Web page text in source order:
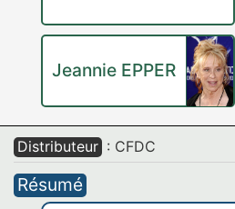
Jeannie EPPER
Distributeur : CFDC
Résumé